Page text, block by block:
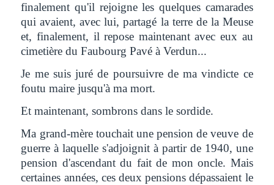
finalement qu'il rejoigne les quelques camarades
qui avaient, avec lui, partagé la terre de la Meuse
et, finalement, il repose maintenant avec eux au
cimetière du Faubourg Pavé à Verdun...
Je me suis juré de poursuivre de ma vindicte ce
foutu maire jusqu'à ma mort.
Et maintenant, sombrons dans le sordide.
Ma grand-mère touchait une pension de veuve de
guerre à laquelle s'adjoignit à partir de 1940, une
pension d'ascendant du fait de mon oncle. Mais
certaines années, ces deux pensions dépassaient le